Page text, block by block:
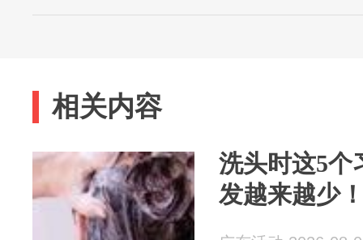
相关内容
洗头时这5个
发越来越少